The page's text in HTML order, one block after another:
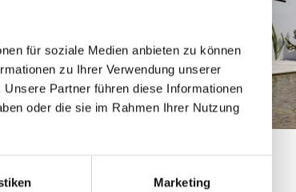
für soziale Medien anbieten zu können
zu Ihrer Verwendung unserer
Partner führen diese Informationen
oder die sie im Rahmen Ihrer Nutzung
Marketing
Sonnenschirme